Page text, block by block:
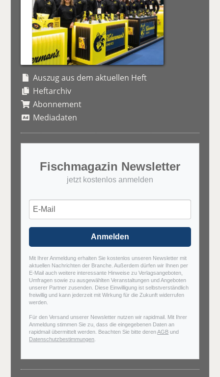
Auszug aus dem aktuellen Heft
Heftarchiv
Abonnement
Mediadaten
Fischmagazin Newsletter
jetzt kostenlos anmelden
Anmelden
Mit Ihrer Anmeldung erhalten Sie kostenlos unseren Newsletter mit
aktuellen Nachrichten der Branche. Außerdem dürfen wir Ihnen per
E-Mail auch weitere interessante Hinweise zu Verlagsangeboten,
Umfragen sowie zu ausgewählten Veranstaltungen und Angeboten
unserer Partner zusenden. Diese Einwilligung ist selbstverständlich
freiwillig und kann jederzeit mit Wirkung für die Zukunft widerrufen
werden.
Für den Versand unserer Newsletter nutzen wir rapidmail. Mit Ihrer
Anmeldung stimmen Sie zu, dass die eingegebenen Daten an
rapidmail übermittelt werden. Beachten Sie bitte derenAGB und
Datenschutzbestimmungen